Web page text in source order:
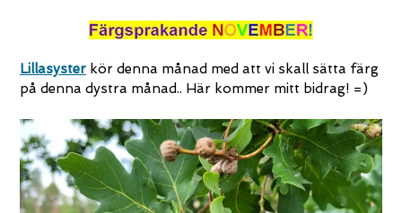
Lillasyster kör denna månad med att vi skall sätta färg
på denna dystra månad.. Här kommer mitt bidrag! =)